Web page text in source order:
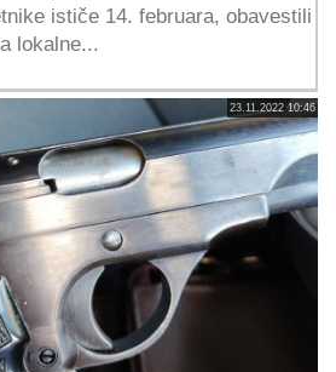
ističe 14. februara, obavestili
lokalne...
23.11.2022 10:46